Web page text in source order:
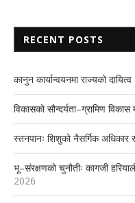
RECENT POSTS
कानुन कार्यान्वयनमा राज्यको दायित्व
विकासको सौन्दर्यता–ग्रामिण
स्तनपानः शिशुको नैसर्गिक अधिकार
भू–संरक्षणको चुनौतीः कागजी
2026